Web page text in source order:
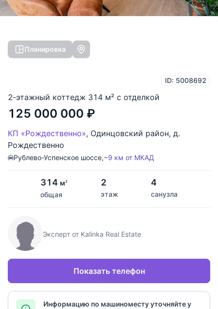
Планировка
ID: 5008692
2-этажный коттедж 314 м² с отделкой
125 000 000 ₽
КП «Рождественно», Одинцовский район, д.
Рождественно
Рублево-Успенское шоссе,~9 км от МКАД
314 м2
общая
2
этаж
4
санузла
Эксперт от Kalinka Real Estate
Показать телефон
Информацию по машиноместу уточняйте у